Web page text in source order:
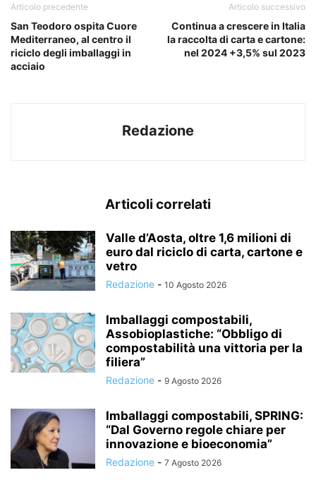
Articolo precedente
San Teodoro ospita Cuore
Mediterraneo, al centro il
riciclo degli imballaggi in
acciaio
Articolo successivo
Continua a crescere in Italia
la raccolta di carta e cartone:
nel 2024 +3,5% sul 2023
Redazione
Articoli correlati
Valle d’Aosta, oltre 1,6 milioni di
euro dal riciclo di carta, cartone e
vetro
Redazione - 10 Agosto 2026
Imballaggi compostabili,
Assobioplastiche: “Obbligo di
compostabilità una vittoria per la
filiera”
Redazione - 9 Agosto 2026
Imballaggi compostabili, SPRING:
“Dal Governo regole chiare per
innovazione e bioeconomia”
Redazione - 7 Agosto 2026